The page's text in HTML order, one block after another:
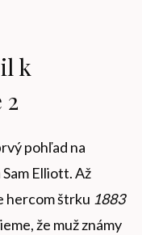
k
2
pohľad na
Elliott. Až
hercom štrku 1883
že muž známy